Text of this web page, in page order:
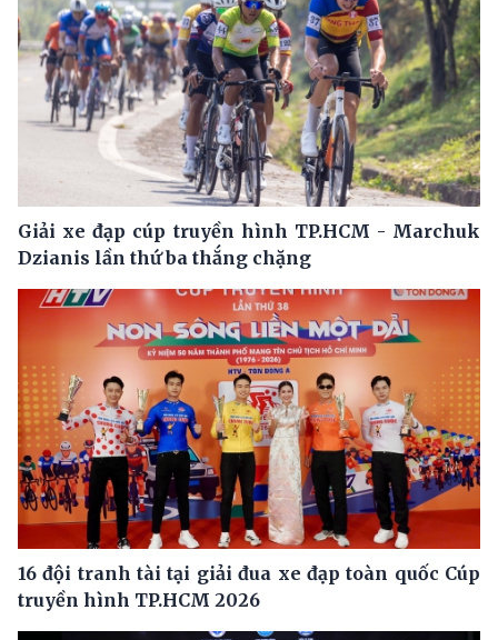
Giải xe đạp cúp truyền hình TP.HCM - Marchuk
Dzianis lần thứ ba thắng chặng
16 đội tranh tài tại giải đua xe đạp toàn quốc Cúp
truyền hình TP.HCM 2026